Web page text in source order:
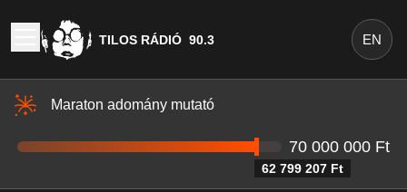
TILOS RÁDIÓ 90.3 EN
Maraton adomány mutató
62 799 207 Ft
70 000 000 Ft